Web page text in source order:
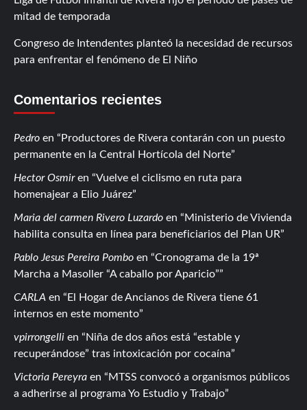
mitad de temporada
Congreso de Intendentes planteó la necesidad de recursos
para enfrentar el fenómeno de El Niño
Comentarios recientes
Pedro en
Productores de Rivera contarán con un puesto
permanente en la Central Hortícola del Norte
Hector Osmiren
Vuelve el ciclismo en ruta para
homenajear a Elio Juárez
Maria del carmen Rivero Luzardo en
Ministerio de Vivienda
habilita consulta en línea para beneficiarios del Plan UR
Pablo Jesus Pereira Pombo en
Cronograma de la 19ª
Marcha a Masoller “A caballo por Aparicio”
CARLA en
El Hogar de Ancianos de Rivera tiene 61
internos en este momento
vpirrongelli en
Niña de dos años está “estable y
recuperándose” tras intoxicación por cocaína
Victoria Pereyra en
MTSS convocó a organismos públicos
a adherirse al programa Yo Estudio y Trabajo